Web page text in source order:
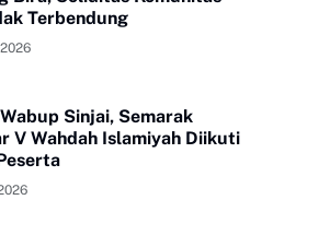
Terbendung
Sinjai, Semarak
V Wahdah Islamiyah Diikuti